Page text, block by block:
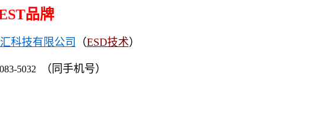
品牌
科技有限公司 （ESD技术）
5032 （同手机号）